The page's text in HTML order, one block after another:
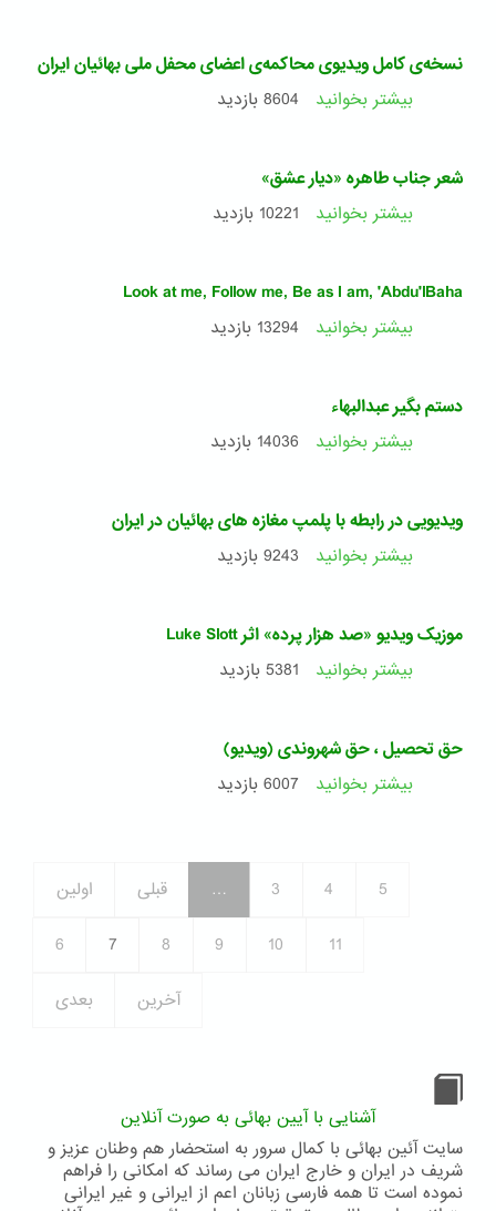
سبز
نسخه‌ی کامل ویدیوی محاکمه‌ی اعضای محفل ملی بهائیان ایران
بیشتر بخوانید درباره
ویدیوی
محاکمه‌ی
اعضای
ایران
8604 بازدید
شعر جناب طاهره «دیار عشق»
بیشتر بخوانید درباره
طاهره
«دیار
عشق»
10221 بازدید
Look at me, Follow me, Be as I am, 'Abdu'lBaha
بیشتر بخوانید درباره
me,
am,
'Abdu'lBaha
13294 بازدید
دستم بگیر عبدالبهاء
بیشتر بخوانید درباره
عبدالبهاء
14036 بازدید
ویدیویی در رابطه با پلمپ مغازه های بهائیان در ایران
بیشتر بخوانید درباره
رابطه
با
پلمپ
در
ایران
9243 بازدید
موزیک ویدیو «صد هزار پرده» اثر Luke Slott
بیشتر بخوانید درباره
«صد
هزار
پرده»
5381 بازدید
حق تحصیل ، حق شهروندی (ویدیو)
بیشتر بخوانید درباره
شهروندی
6007 بازدید
اولین قبلی … 3 4 5
6 7 8 9 10 11
بعدی آخرین
آشنایی با آیین بهائی به صورت آنلاین
سایت آئین بهائی با کمال سرور به استحضار هم وطنان عزیز و
شریف در ایران و خارج ایران می رساند که امکانی را فراهم
نموده است تا همه فارسی زبانان اعم از ایرانی و غیر ایرانی